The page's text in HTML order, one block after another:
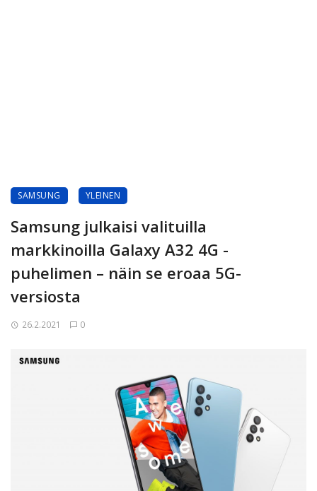
SAMSUNG YLEINEN
Samsung julkaisi valituilla
markkinoilla Galaxy A32 4G -
puhelimen – näin se eroaa 5G-
versiosta
26.2.2021 0